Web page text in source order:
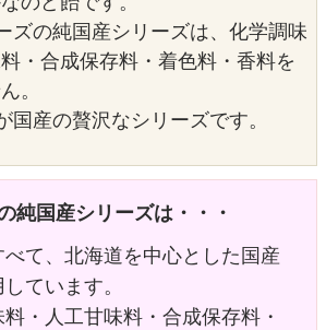
ズの純国産シリーズは、化学調味
・合成保存料・着色料・香料を
。
国産の贅沢なシリーズです。
純国産シリーズは・・・
べて、北海道を中心とした国産
ています。
料・人工甘味料・合成保存料・